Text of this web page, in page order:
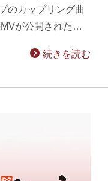
のカップリング曲
MVが公開された…
続きを読む